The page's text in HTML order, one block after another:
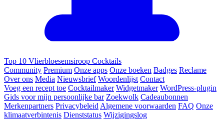
Top 10 Vlierbloesemsiroop Cocktails
Community Premium Onze apps Onze boeken Badges Reclame
Over ons Media Nieuwsbrief Woordenlijst Contact
Voeg een recept toe Cocktailmaker Widgetmaker WordPress-plugin
Gids voor mijn persoonlijke bar Zoekwolk Cadeaubonnen
Merkenpartners Privacybeleid Algemene voorwaarden FAQ Onze
klimaatverbintenis Dienststatus Wijzigingslog